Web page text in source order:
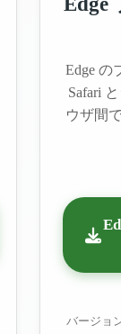
Edge の
Safari
ウザ間
バージョ